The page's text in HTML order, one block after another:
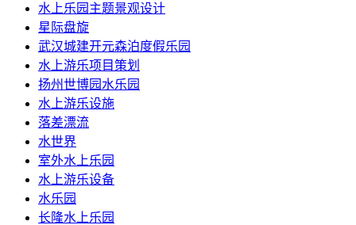
水上乐园主题景观设计
星际盘旋
武汉城建开元森泊度假乐园
水上游乐项目策划
扬州世博园水乐园
水上游乐设施
落差漂流
水世界
室外水上乐园
水上游乐设备
水乐园
长隆水上乐园